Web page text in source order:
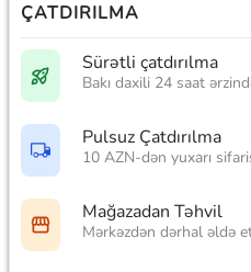
ÇATDIRILMA
Sürətli çatdırılma
Bakı daxili 24 saat
Pulsuz Çatdırılma
10 AZN-dən yuxarı
Mağazadan Təhvil
Mərkəzdən dərhal əldə